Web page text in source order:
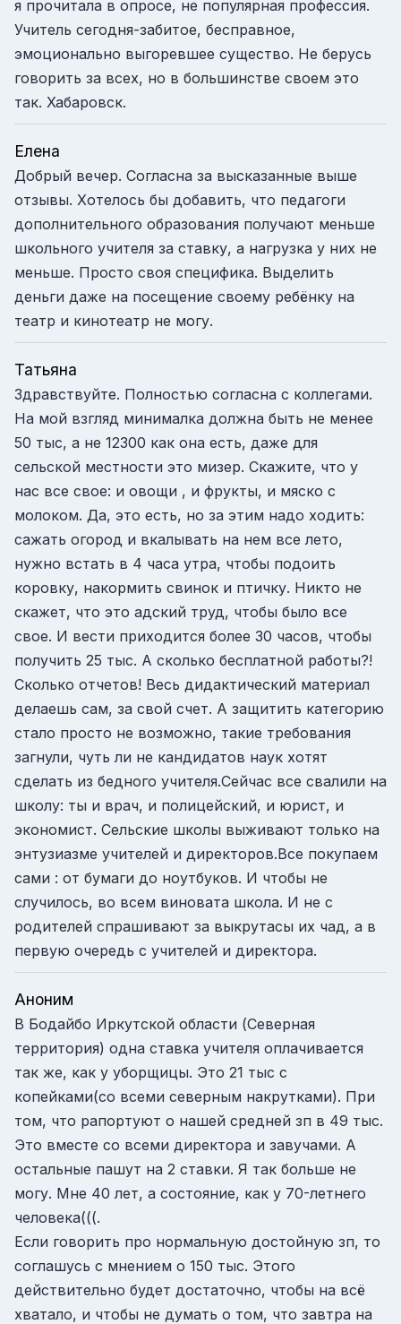
я прочитала в опросе, не популярная профессия.
Учитель сегодня-забитое, бесправное,
эмоционально выгоревшее существо. Не берусь
говорить за всех, но в большинстве своем это
так. Хабаровск.
Елена
Добрый вечер. Согласна за высказанные выше
отзывы. Хотелось бы добавить, что педагоги
дополнительного образования получают меньше
школьного учителя за ставку, а нагрузка у них не
меньше. Просто своя специфика. Выделить
деньги даже на посещение своему ребёнку на
театр и кинотеатр не могу.
Татьяна
Здравствуйте. Полностью согласна с коллегами.
На мой взгляд минималка должна быть не менее
50 тыс, а не 12300 как она есть, даже для
сельской местности это мизер. Скажите, что у
нас все свое: и овощи , и фрукты, и мяско с
молоком. Да, это есть, но за этим надо ходить:
сажать огород и вкалывать на нем все лето,
нужно встать в 4 часа утра, чтобы подоить
коровку, накормить свинок и птичку. Никто не
скажет, что это адский труд, чтобы было все
свое. И вести приходится более 30 часов, чтобы
получить 25 тыс. А сколько бесплатной работы?!
Сколько отчетов! Весь дидактический материал
делаешь сам, за свой счет. А защитить категорию
стало просто не возможно, такие требования
загнули, чуть ли не кандидатов наук хотят
сделать из бедного учителя.Сейчас все свалили на
школу: ты и врач, и полицейский, и юрист, и
экономист. Сельские школы выживают только на
энтузиазме учителей и директоров.Все покупаем
сами : от бумаги до ноутбуков. И чтобы не
случилось, во всем виновата школа. И не с
родителей спрашивают за выкрутасы их чад, а в
первую очередь с учителей и директора.
Аноним
В Бодайбо Иркутской области (Северная
территория) одна ставка учителя оплачивается
так же, как у уборщицы. Это 21 тыс с
копейками(со всеми северным накрутками). При
том, что рапортуют о нашей средней зп в 49 тыс.
Это вместе со всеми директора и завучами. А
остальные пашут на 2 ставки. Я так больше не
могу. Мне 40 лет, а состояние, как у 70-летнего
человека(((.
Если говорить про нормальную достойную зп, то
соглашусь с мнением о 150 тыс. Этого
действительно будет достаточно, чтобы на всё
хватало, и чтобы не думать о том, что завтра на